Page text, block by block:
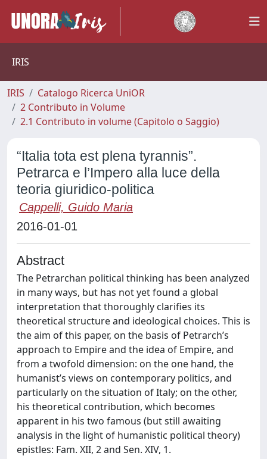
IRIS
IRIS
Catalogo Ricerca UniOR
2 Contributo in Volume
2.1 Contributo in volume (Capitolo o Saggio)
“Italia tota est plena tyrannis”.
Petrarca e l’Impero alla luce della
teoria giuridico-politica
Cappelli, Guido Maria
2016-01-01
Abstract
The Petrarchan political thinking has been analyzed
in many ways, but has not yet found a global
interpretation that thoroughly clarifies its
theoretical structure and ideological choices. This is
the aim of this paper, on the basis of Petrarch’s
approach to Empire and the idea of Empire, and
from a twofold dimension: on the one hand, the
humanist’s views on contemporary politics, and
particularly on the situation of Italy; on the other,
his theoretical contribution, which becomes
apparent in his two famous (but still awaiting
analysis in the light of humanistic political theory)
epistles: Fam. XII, 2 and Sen. XIV, 1.